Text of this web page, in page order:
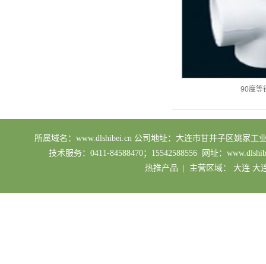
90度等
所属域名：www.dlshibei.cn 公司地址：大连市甘井子区姚家工
技术服务：0411-84588470；15542588556 网址：
热推产品 | 主营区域： 大连 大